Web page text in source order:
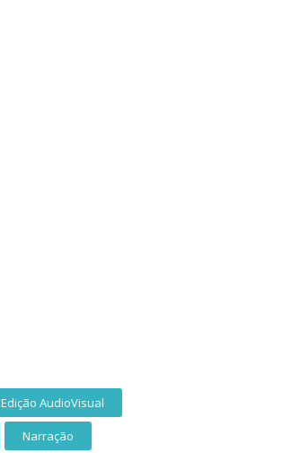
Edição AudioVisual
Narração